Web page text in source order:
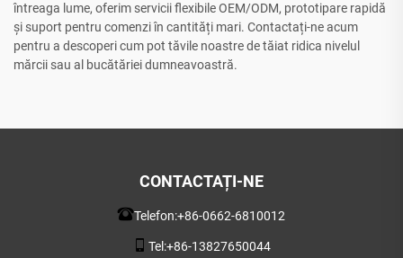
întreaga lume, oferim servicii flexibile OEM/ODM, prototipare rapidă
și suport pentru comenzi în cantități mari. Contactați-ne acum
pentru a descoperi cum pot tăvile noastre de tăiat ridica nivelul
mărcii sau al bucătăriei dumneavoastră.
CONTACTAȚI-NE
Telefon:+86-0662-6810012
Tel:+86-13827650044